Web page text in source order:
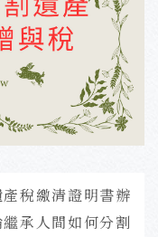
稅繳清證明書辦
承人間如何分割